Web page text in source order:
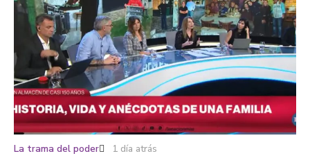
La trama del poder 1 día atrás